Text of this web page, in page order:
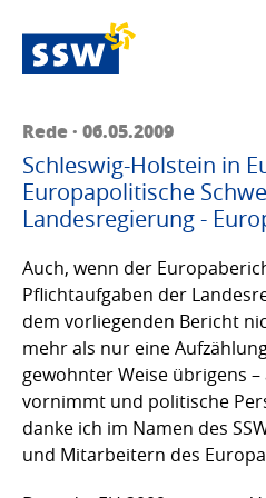
Rede · 06.05.2009
Schleswig-Holstein in
Europapolitische
Landesregierung -
Auch, wenn der
Pflichtaufgaben der
dem vorliegenden Bericht
mehr als nur eine
gewohnter Weise übrigens
vornimmt und politische
danke ich im Namen des
und Mitarbeitern des